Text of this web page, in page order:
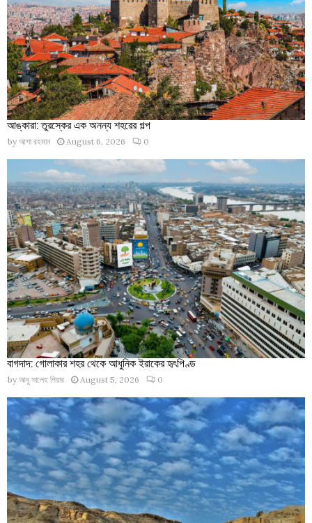
আঙ্কারা: তুরস্কের এক অনন্য শহরের গল্প
by আশা রহমান August 6, 2026 0
বাগদাদ: গোলাকার শহর থেকে আধুনিক ইরাকের হৃৎপিণ্ড
by আবু সালেহ পিয়ার August 5, 2026 0